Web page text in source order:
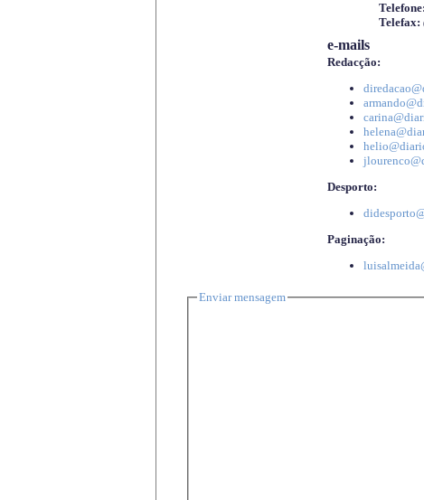
Telefone:
Telefax:
e-mails
Redacção:
Desporto:
Paginação:
Enviar mensagem